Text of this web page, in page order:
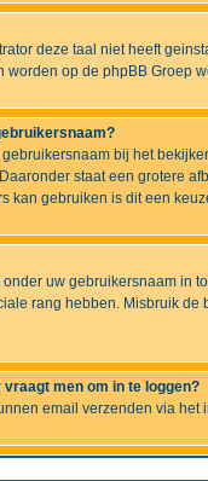
deze taal niet heeft
worden op de phpBB Groep
bij het
staat een grotere
kan gebruiken is dit een
uw gebruikersnaam in
rang hebben. Misbruik
men om in te loggen?
email verzenden via